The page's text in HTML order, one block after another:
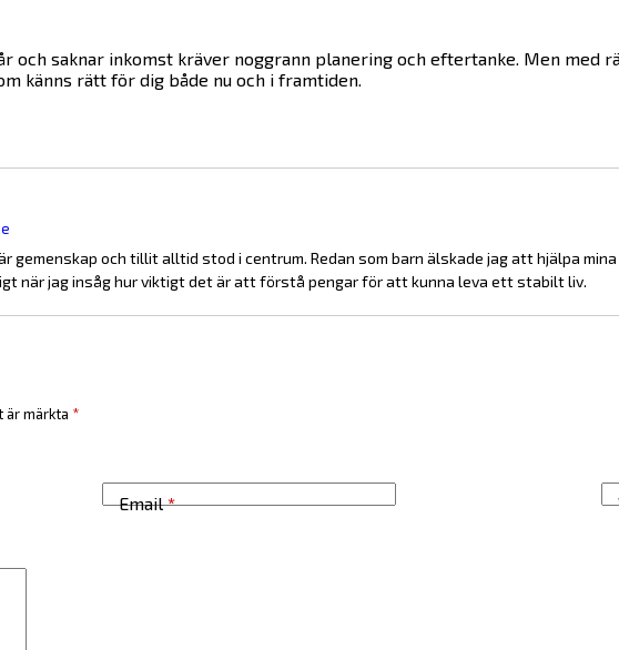
och saknar inkomst kräver noggrann planering och eftertanke. Men
känns rätt för dig både nu och i framtiden.
gemenskap och tillit alltid stod i centrum. Redan som barn älskade jag att hjälpa
när jag insåg hur viktigt det är att förstå pengar för att kunna leva ett stabilt liv.
är märkta *
Email*